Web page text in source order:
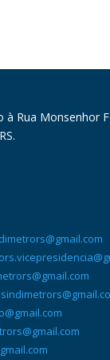
Rua Monsenhor